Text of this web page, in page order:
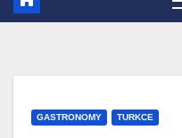
GASTRONOMY TURKCE